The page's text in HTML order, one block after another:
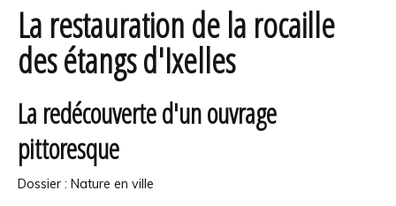
La restauration de la rocaille
des étangs d'Ixelles
La redécouverte d'un ouvrage
pittoresque
Dossier : Nature en ville